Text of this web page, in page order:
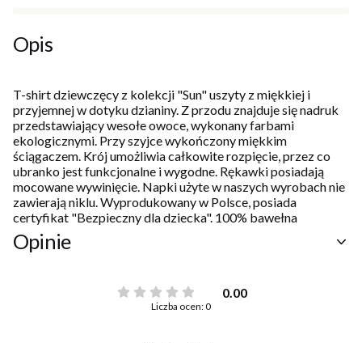
Opis
T-shirt dziewczęcy z kolekcji "Sun" uszyty z miękkiej i
przyjemnej w dotyku dzianiny. Z przodu znajduje się nadruk
przedstawiający wesołe owoce, wykonany farbami
ekologicznymi. Przy szyjce wykończony miękkim
ściągaczem. Krój umożliwia całkowite rozpięcie, przez co
ubranko jest funkcjonalne i wygodne. Rękawki posiadają
mocowane wywinięcie. Napki użyte w naszych wyrobach nie
zawierają niklu. Wyprodukowany w Polsce, posiada
certyfikat "Bezpieczny dla dziecka". 100% bawełna
Opinie
0.00
Liczba ocen: 0